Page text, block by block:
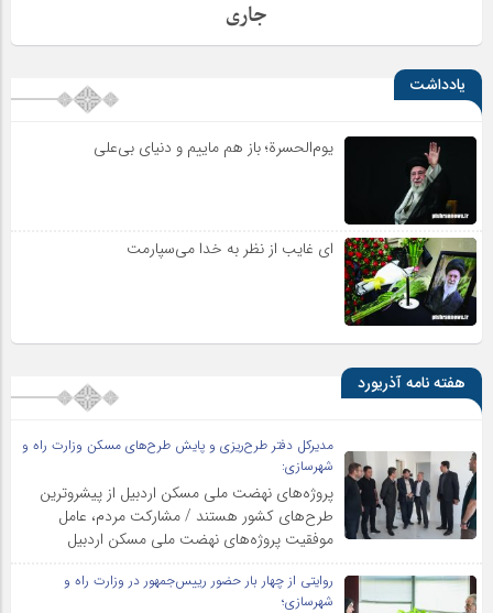
جاری
یادداشت
یوم‌الحسرة؛ باز هم ماییم و دنیای بی‌علی
ای غایب از نظر به خدا می‌سپارمت
هفته نامه آذریورد
مدیرکل دفتر طرح‌ریزی و پایش طرح‌های مسکن وزارت راه و
شهرسازی:
پروژه‌های نهضت ملی مسکن اردبیل از پیشروترین
طرح‌های کشور هستند / مشارکت مردم، عامل
موفقیت پروژه‌های نهضت ملی مسکن اردبیل
روایتی از چهار بار حضور رییس‌جمهور در وزارت راه و
شهرسازی؛